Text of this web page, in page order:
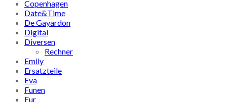
Copenhagen
Date&Time
De Gayardon
Digital
Diversen
Rechner
Emily
Ersatzteile
Eva
Funen
Fur